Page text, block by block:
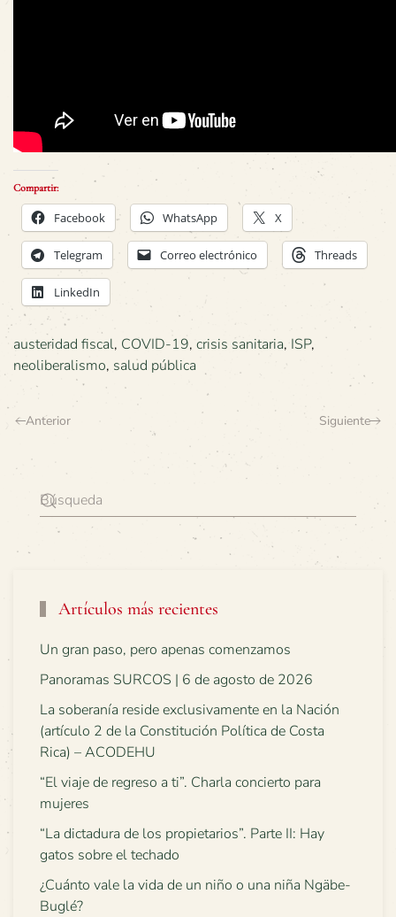
Compartir:
Facebook WhatsApp X
Telegram Correo electrónico Threads
LinkedIn
austeridad fiscal, COVID-19, crisis sanitaria, ISP,
neoliberalismo, salud pública
Anterior Siguiente
Artículos más recientes
Un gran paso, pero apenas comenzamos
Panoramas SURCOS | 6 de agosto de 2026
La soberanía reside exclusivamente en la Nación
(artículo 2 de la Constitución Política de Costa
Rica) – ACODEHU
“El viaje de regreso a ti”. Charla concierto para
mujeres
“La dictadura de los propietarios”. Parte II: Hay
gatos sobre el techado
¿Cuánto vale la vida de un niño o una niña Ngäbe-
Buglé?